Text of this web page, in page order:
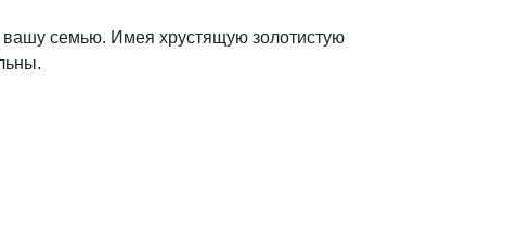
вашу семью. Имея хрустящую золотистую